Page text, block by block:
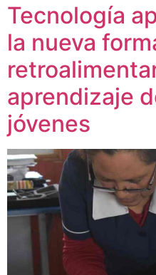
Tecnología
la nueva
aprendizaje
jóvenes